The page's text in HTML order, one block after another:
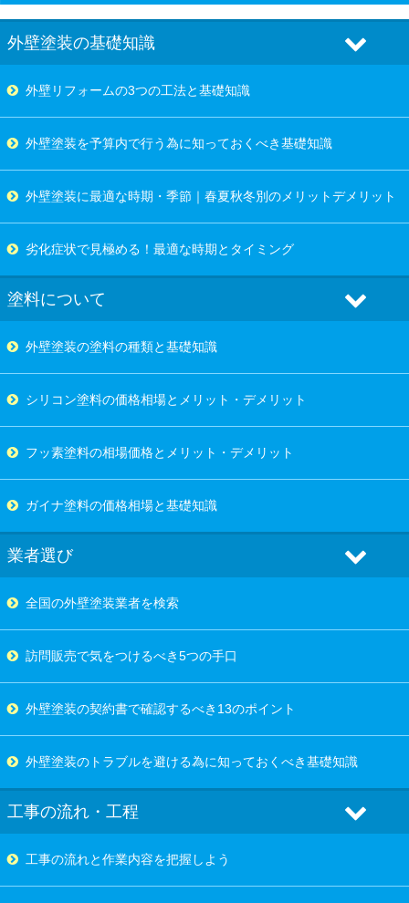
外壁塗装の基礎知識
外壁リフォームの3つの工法と基礎知識
外壁塗装を予算内で行う為に知っておくべき基礎知識
外壁塗装に最適な時期・季節｜春夏秋冬別のメリットデメリット
劣化症状で見極める！最適な時期とタイミング
塗料について
外壁塗装の塗料の種類と基礎知識
シリコン塗料の価格相場とメリット・デメリット
フッ素塗料の相場価格とメリット・デメリット
ガイナ塗料の価格相場と基礎知識
業者選び
全国の外壁塗装業者を検索
訪問販売で気をつけるべき5つの手口
外壁塗装の契約書で確認するべき13のポイント
外壁塗装のトラブルを避ける為に知っておくべき基礎知識
工事の流れ・工程
工事の流れと作業内容を把握しよう